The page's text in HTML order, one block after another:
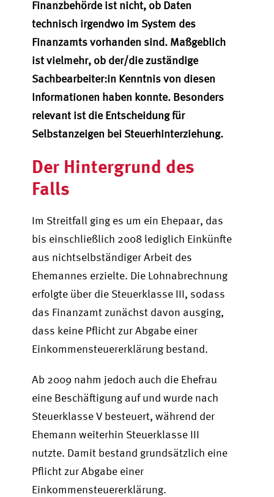
Finanzbehörde ist nicht, ob Daten
technisch irgendwo im System des
Finanzamts vorhanden sind. Maßgeblich
ist vielmehr, ob der/die zuständige
Sachbearbeiter:in Kenntnis von diesen
Informationen haben konnte. Besonders
relevant ist die Entscheidung für
Selbstanzeigen bei Steuerhinterziehung.
Der Hintergrund des
Falls
Im Streitfall ging es um ein Ehepaar, das
bis einschließlich 2008 lediglich Einkünfte
aus nichtselbständiger Arbeit des
Ehemannes erzielte. Die Lohnabrechnung
erfolgte über die Steuerklasse III, sodass
das Finanzamt zunächst davon ausging,
dass keine Pflicht zur Abgabe einer
Einkommensteuererklärung bestand.
Ab 2009 nahm jedoch auch die Ehefrau
eine Beschäftigung auf und wurde nach
Steuerklasse V besteuert, während der
Ehemann weiterhin Steuerklasse III
nutzte. Damit bestand grundsätzlich eine
Pflicht zur Abgabe einer
Einkommensteuererklärung.